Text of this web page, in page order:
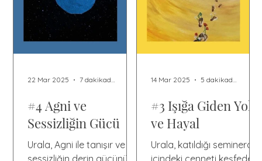
#4 Agni ve
Sessizliğin Gücü
Urala, Agni ile tanışır ve
sessizliğin derin gücünü
22 Mar 2025 7 dakikada okunur
#3 Işığa Giden Yol
ve Hayal
Urala, katıldığı seminerde
içindeki cenneti keşfeder -
14 Mar 2025 5 dakikada okunur